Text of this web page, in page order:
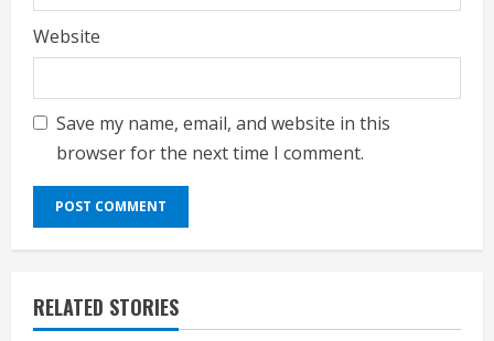
Website
Save my name, email, and website in this
browser for the next time I comment.
RELATED STORIES